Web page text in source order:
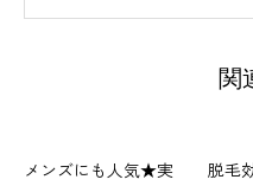
関
メンズにも人気★実
脱毛